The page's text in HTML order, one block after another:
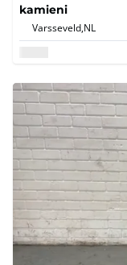
kamieni
Varsseveld,NL